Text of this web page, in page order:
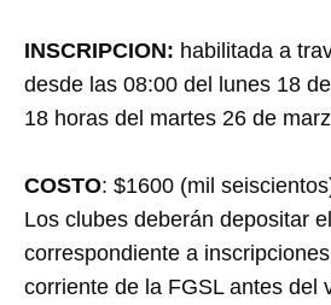
INSCRIPCION: habilitada a
desde las 08:00 del lunes 18
18 horas del martes 26 de
COSTO: $1600 (mil
Los clubes deberán depositar
correspondiente a
corriente de la FGSL antes del